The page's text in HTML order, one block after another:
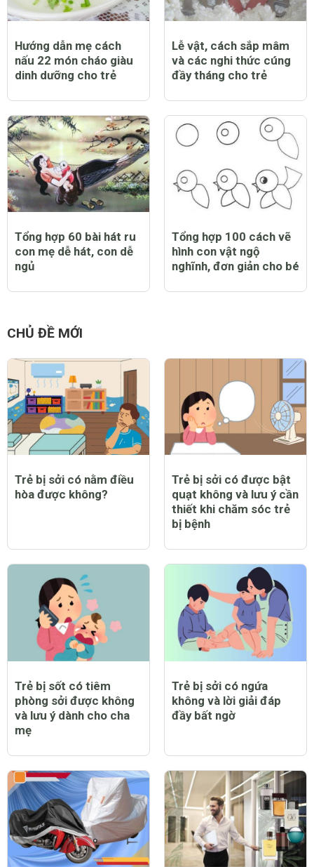
Hướng dẫn mẹ cách
nấu 22 món cháo giàu
dinh dưỡng cho trẻ
Lễ vật, cách sắp mâm
và các nghi thức cúng
đầy tháng cho trẻ
Tổng hợp 60 bài hát ru
con mẹ dễ hát, con dễ
ngủ
Tổng hợp 100 cách vẽ
hình con vật ngộ
nghĩnh, đơn giản cho bé
CHỦ ĐỀ MỚI
Trẻ bị sởi có nằm điều
hòa được không?
Trẻ bị sởi có được bật
quạt không và lưu ý cần
thiết khi chăm sóc trẻ
bị bệnh
Trẻ bị sốt có tiêm
phòng sởi được không
và lưu ý dành cho cha
mẹ
Trẻ bị sởi có ngứa
không và lời giải đáp
đầy bất ngờ